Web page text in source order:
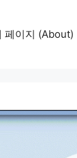
페이지 (About)